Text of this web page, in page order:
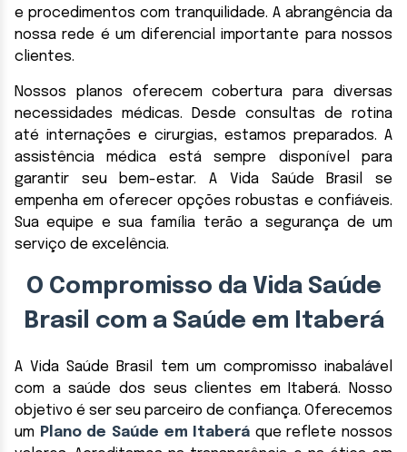
e procedimentos com tranquilidade. A abrangência da
nossa rede é um diferencial importante para nossos
clientes.
Nossos planos oferecem cobertura para diversas
necessidades médicas. Desde consultas de rotina
até internações e cirurgias, estamos preparados. A
assistência médica está sempre disponível para
garantir seu bem-estar. A Vida Saúde Brasil se
empenha em oferecer opções robustas e confiáveis.
Sua equipe e sua família terão a segurança de um
serviço de excelência.
O Compromisso da Vida Saúde
Brasil com a Saúde em Itaberá
A Vida Saúde Brasil tem um compromisso inabalável
com a saúde dos seus clientes em Itaberá. Nosso
objetivo é ser seu parceiro de confiança. Oferecemos
um Plano de Saúde em Itaberá que reflete nossos